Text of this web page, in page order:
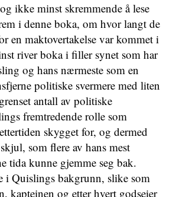
ikke minst skremmende å lese
i denne boka, om hvor langt de
en maktovertakelse var kommet i
river boka i filler synet som har
og hans nærmeste som en
politiske svermere med liten
antall av politiske
fremtredende rolle som
skygget for, og dermed
som flere av hans mest
tida kunne gjemme seg bak.
i Quislings bakgrunn, slike som
kapteinen og etter hvert godseier